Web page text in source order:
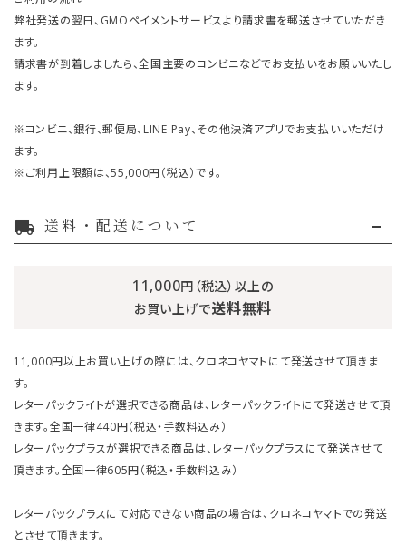
弊社発送の翌日、GMOペイメントサービスより請求書を郵送させていただき
ます。
請求書が到着しましたら、全国主要のコンビニなどでお支払いをお願いいたし
ます。
※コンビニ、銀行、郵便局、LINE Pay、その他決済アプリでお支払いいただけ
ます。
※ご利用上限額は、55,000円（税込）です。
local_shipping 送料・配送について
11,000円（税込）以上の
お買い上げで送料無料
11,000円以上お買い上げの際には、クロネコヤマトにて発送させて頂きま
す。
レターパックライトが選択できる商品は、レターパックライトにて発送させて頂
きます。全国一律440円（税込・手数料込み）
レターパックプラスが選択できる商品は、レターパックプラスにて発送させて
頂きます。全国一律605円（税込・手数料込み）
レターパックプラスにて対応できない商品の場合は、クロネコヤマトでの発送
とさせて頂きます。